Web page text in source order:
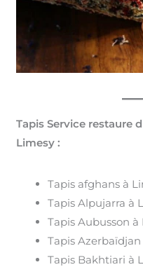
Tapis Service restaure
Limesy :
Tapis afghans à
Tapis Alpujarra à
Tapis Aubusson à
Tapis
Tapis Bakhtiari à